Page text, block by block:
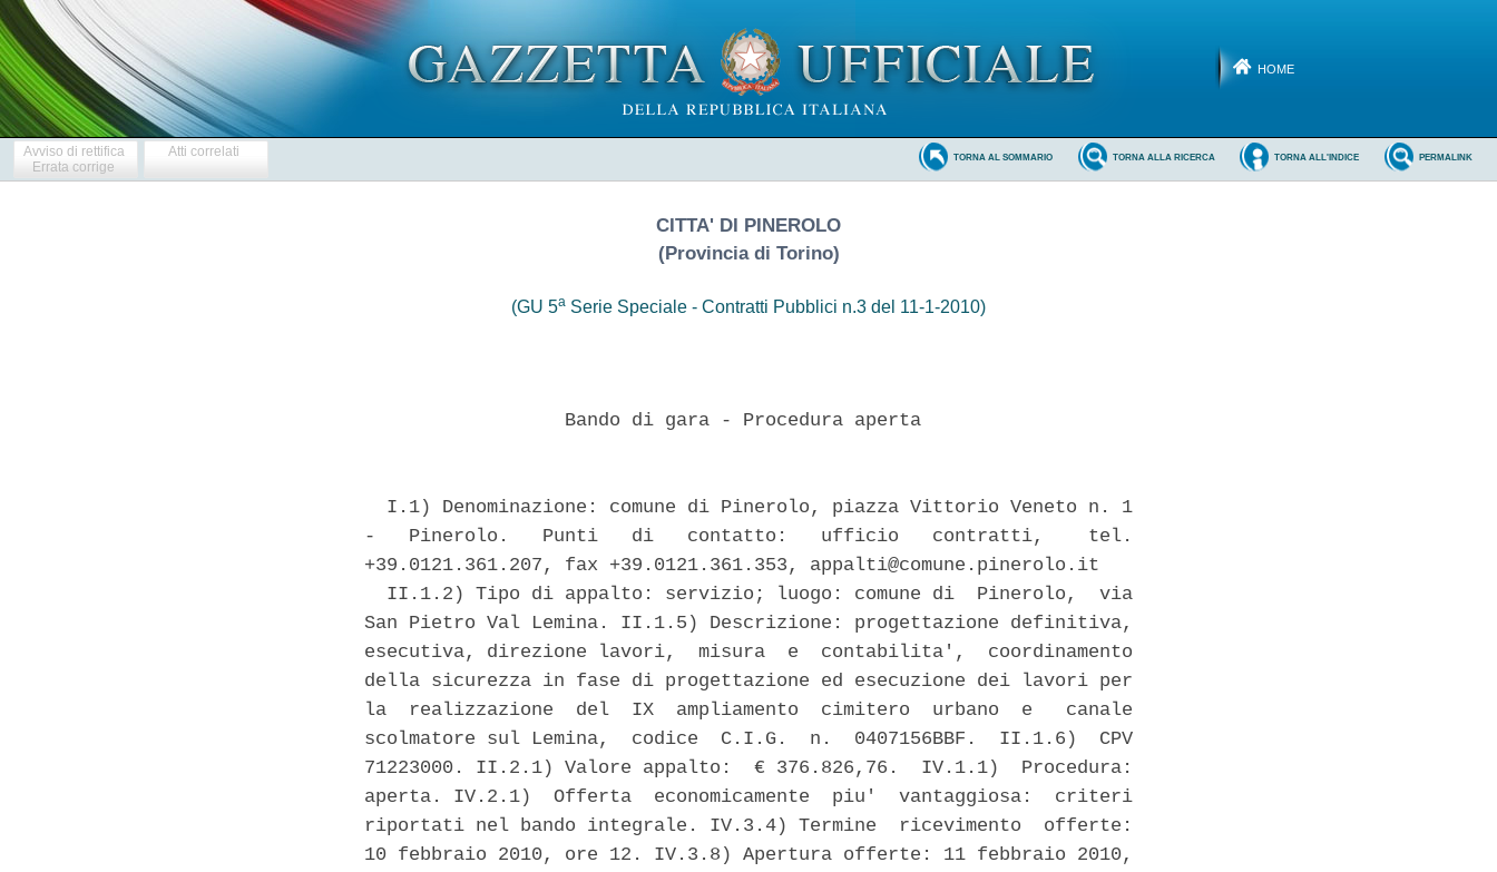
HOME
Avviso di rettifica
Errata corrige
Atti correlati PERMALINK
TORNA ALL'INDICE
TORNA ALLA RICERCA
TORNA AL SOMMARIO
CITTA' DI PINEROLO
(Provincia di Torino)
(GU 5a Serie Speciale - Contratti Pubblici n.3 del 11-1-2010)
                  Bando di gara - Procedura aperta
  I.1) Denominazione: comune di Pinerolo, piazza Vittorio Veneto n. 1
-   Pinerolo.   Punti   di   contatto:   ufficio   contratti,    tel.
+39.0121.361.207, fax +39.0121.361.353, appalti@comune.pinerolo.it
  II.1.2) Tipo di appalto: servizio; luogo: comune di  Pinerolo,  via
San Pietro Val Lemina. II.1.5) Descrizione: progettazione definitiva,
esecutiva, direzione lavori,  misura  e  contabilita',  coordinamento
della sicurezza in fase di progettazione ed esecuzione dei lavori per
la  realizzazione  del  IX  ampliamento  cimitero  urbano  e   canale
scolmatore sul Lemina,  codice  C.I.G.  n.  0407156BBF.  II.1.6)  CPV
71223000. II.2.1) Valore appalto:  € 376.826,76.  IV.1.1)  Procedura:
aperta. IV.2.1)  Offerta  economicamente  piu'  vantaggiosa:  criteri
riportati nel bando integrale. IV.3.4) Termine  ricevimento  offerte:
10 febbraio 2010, ore 12. IV.3.8) Apertura offerte: 11 febbraio 2010,